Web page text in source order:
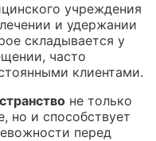
учреждения
и удержании
складывается у
часто
клиентами.
не только
но и способствует
перед